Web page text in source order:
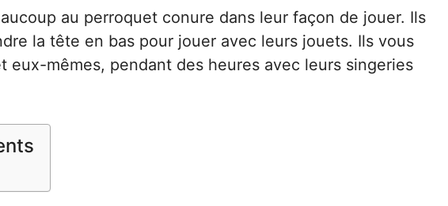
au perroquet conure dans leur façon de jouer. Ils
la tête en bas pour jouer avec leurs jouets. Ils vous
eux-mêmes, pendant des heures avec leurs singeries